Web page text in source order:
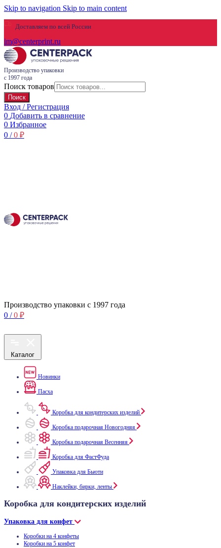
Skip to navigation Skip to main content
Доставляем по всей России
im@centerprint.ru
Производство упаковки
с 1997 года
Поиск товаров
Поиск
Вход / Регистрация
0 Добавить в сравнение
0 Избранное
0 / 0 ₽
Производство упаковки с 1997 года
0 / 0 ₽
Каталог
Новинки
Пасха
Коробка для кондитерских изделий
Коробка подарочная Новогодняя
Коробка подарочная Весенняя
Коробка для ФастФуда
Упаковка для Бьюти
Наклейки, бирки, ленты
Коробка для кондитерских изделий
Упаковка для конфет
Коробки на 4 конфеты
Коробки на 5 конфет